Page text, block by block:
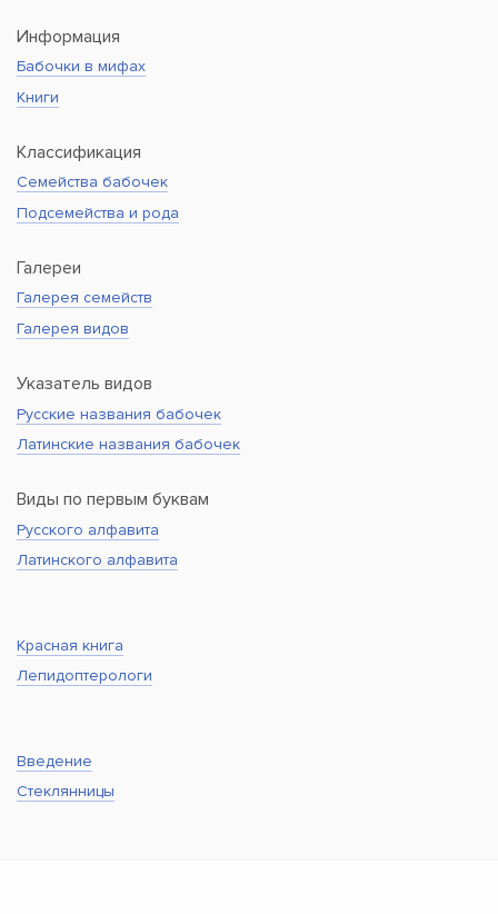
Информация
Бабочки в мифах
Книги
Классификация
Семейства бабочек
Подсемейства и рода
Галереи
Галерея семейств
Галерея видов
Указатель видов
Русские названия бабочек
Латинские названия бабочек
Виды по первым буквам
Русского алфавита
Латинского алфавита
Красная книга
Лепидоптерологи
Введение
Стеклянницы